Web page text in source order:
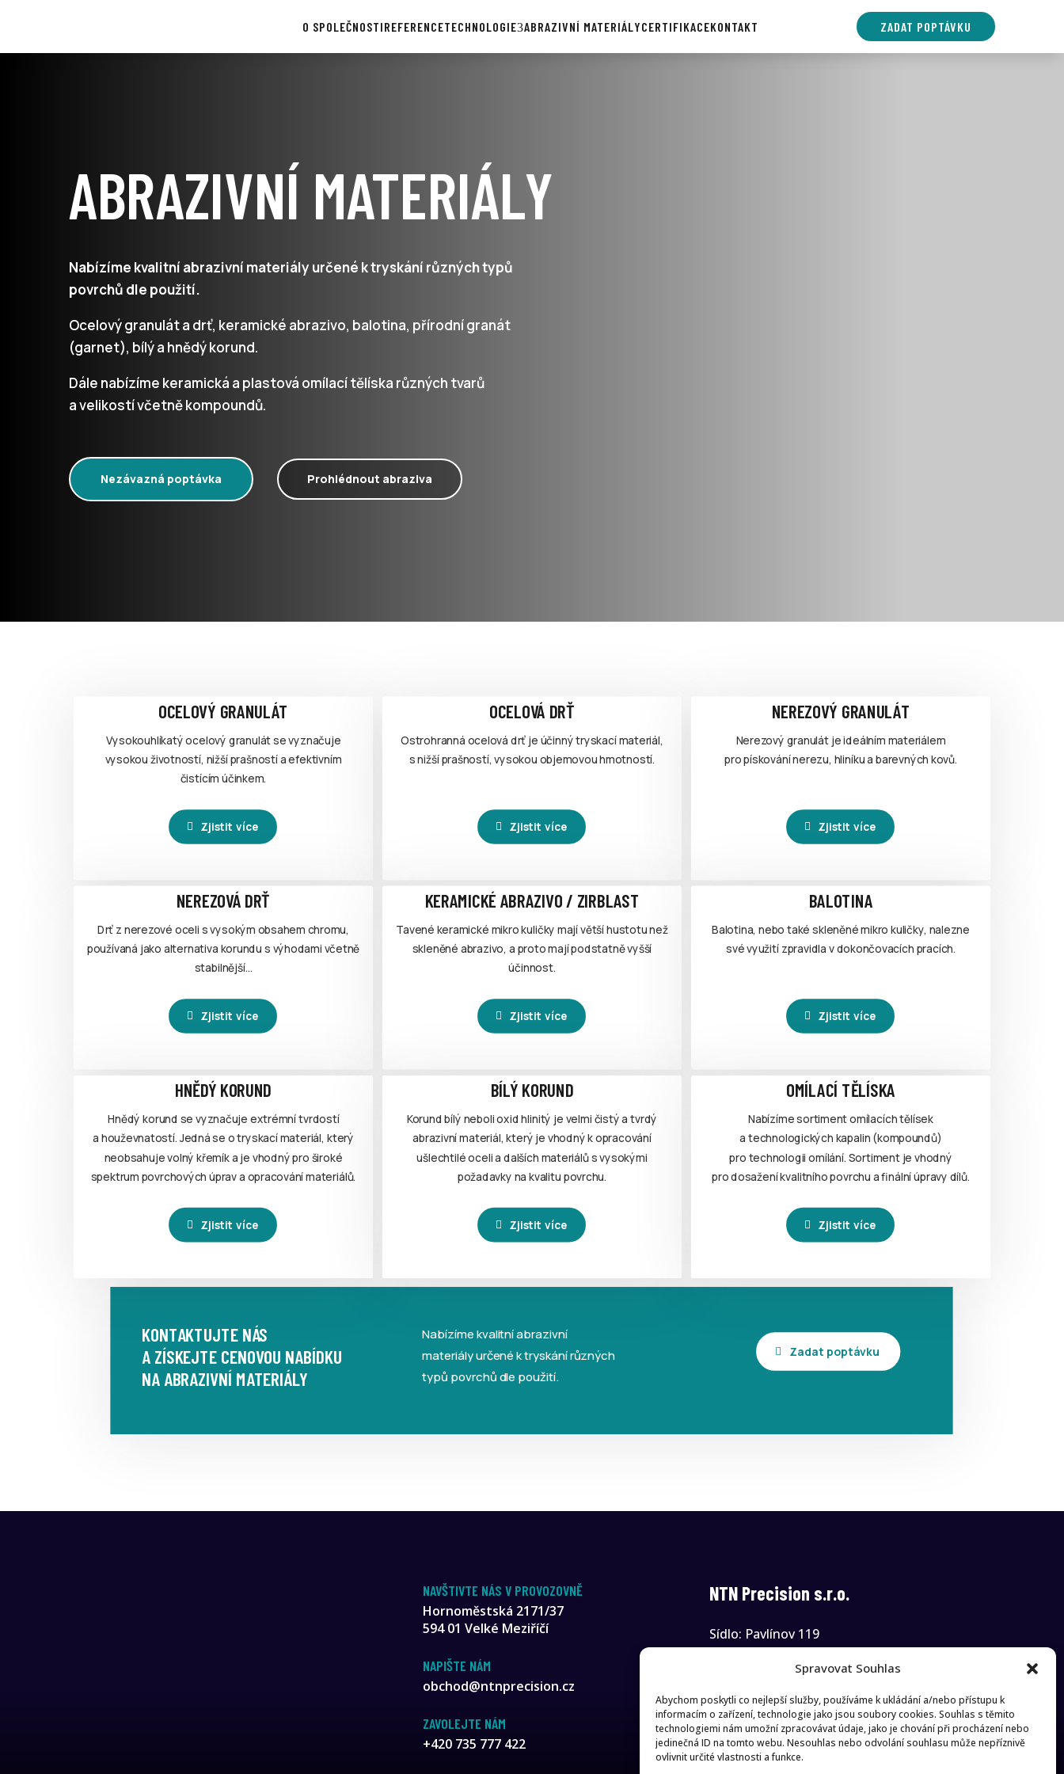
Spravovat Souhlas
Abychom poskytli co nejlepší služby, používáme k ukládání a/nebo přístupu k
informacím o zařízení, technologie jako jsou soubory cookies. Souhlas s těmito
technologiemi nám umožní zpracovávat údaje, jako je chování při procházení nebo
jedinečná ID na tomto webu. Nesouhlas nebo odvolání souhlasu může nepříznivě
ovlivnit určité vlastnosti a funkce.
O SPOLEČNOSTIREFERENCETECHNOLOGIE ABRAZIVNÍ MATERIÁLYCERTIFIKACEKONTAKT ZADAT POPTÁVKU
ABRAZIVNÍ MATERIÁLY
Nabízíme kvalitní abrazivní materiály určené k tryskání různých typů
povrchů dle použití.
Ocelový granulát a drť, keramické abrazivo, balotina, přírodní granát
(garnet), bílý a hnědý korund.
Dále nabízíme keramická a plastová omílací tělíska různých tvarů
a velikostí včetně kompoundů.
Nezávazná poptávka Prohlédnout abraziva
OCELOVÝ GRANULÁT
Vysokouhlíkatý ocelový granulát se vyznačuje
vysokou životností, nižší prašností a efektivním
čistícím účinkem.
Zjistit více
OCELOVÁ DRŤ
Ostrohranná ocelová drť je účinný tryskací materiál,
s nižší prašností, vysokou objemovou hmotností.
Zjistit více
NEREZOVÝ GRANULÁT
Nerezový granulát je ideálním materiálem
pro pískování nerezu, hliníku a barevných kovů.
Zjistit více
NEREZOVÁ DRŤ
Drť z nerezové oceli s vysokým obsahem chromu,
používaná jako alternativa korundu s výhodami včetně
stabilnější…
Zjistit více
KERAMICKÉ ABRAZIVO / ZIRBLAST
Tavené keramické mikro kuličky mají větší hustotu než
skleněné abrazivo, a proto mají podstatně vyšší
účinnost.
Zjistit více
BALOTINA
Balotina, nebo také skleněné mikro kuličky, nalezne
své využití zpravidla v dokončovacích pracích.
Zjistit více
HNĚDÝ KORUND
Hnědý korund se vyznačuje extrémní tvrdostí
a houževnatostí. Jedná se o tryskací materiál, který
neobsahuje volný křemík a je vhodný pro široké
spektrum povrchových úprav a opracování materiálů.
Zjistit více
BÍLÝ KORUND
Korund bílý neboli oxid hlinitý je velmi čistý a tvrdý
abrazivní materiál, který je vhodný k opracování
ušlechtilé oceli a dalších materiálů s vysokými
požadavky na kvalitu povrchu.
Zjistit více
OMÍLACÍ TĚLÍSKA
Nabízíme sortiment omílacích tělísek
a technologických kapalin (kompoundů)
pro technologii omílání. Sortiment je vhodný
pro dosažení kvalitního povrchu a finální úpravy dílů.
Zjistit více
KONTAKTUJTE NÁS
A ZÍSKEJTE CENOVOU NABÍDKU
NA ABRAZIVNÍ MATERIÁLY
Nabízíme kvalitní abrazivní
materiály určené k tryskání různých
typů povrchů dle použití.
Zadat poptávku
NAVŠTIVTE NÁS V PROVOZOVNĚ
Hornoměstská 2171/37
594 01 Velké Meziříčí
NAPIŠTE NÁM
obchod@ntnprecision.cz
ZAVOLEJTE NÁM
+420 735 777 422
NTN Precision s.r.o.
Sídlo: Pavlínov 119
594 01 Pavlínov
DIČ: CZ06147542